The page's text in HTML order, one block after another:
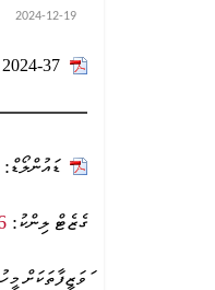
2024-12-19
2024-37
ގެޒެޓް ލިންކު:
ަވަޒީފާތަކަށް